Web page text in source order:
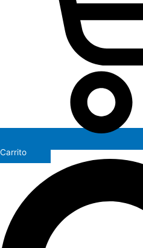
Carrito